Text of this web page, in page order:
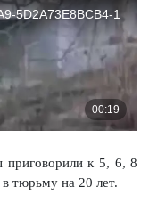
приговорили к 5, 6, 8
тюрьму на 20 лет.